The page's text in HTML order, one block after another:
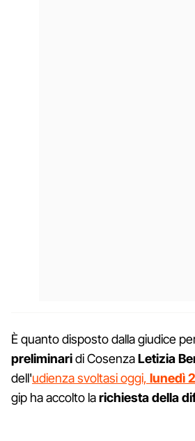
È quanto disposto dalla giudice
preliminaridi CosenzaLetizia
dell'udienza svoltasi oggi, lunedì
gip ha accolto larichiesta della